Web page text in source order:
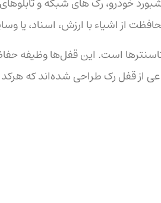
از اشیاء با ارزش، اسناد،
است. این قفل‌ها وظیفه
از قفل رک طراحی شده‌اند که